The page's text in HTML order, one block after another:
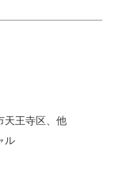
天王寺区、他
ル